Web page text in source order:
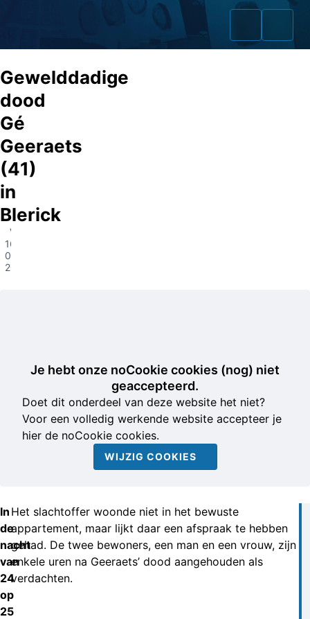
Zaken
Opsporingslijst
Gewelddadige
dood
Gé
Geeraets
(41)
in
Blerick
Venlo
16-
01-
2024
Je hebt onze noCookie cookies (nog) niet
geaccepteerd.
Doet dit onderdeel van deze website het niet?
Voor een volledig werkende website accepteer je
hier de noCookie cookies.
WIJZIG COOKIES
In
de
nacht
van
24
op
25
Het slachtoffer woonde niet in het bewuste
appartement, maar lijkt daar een afspraak te hebben
gehad. De twee bewoners, een man en een vrouw, zijn
enkele uren na Geeraets’ dood aangehouden als
verdachten.